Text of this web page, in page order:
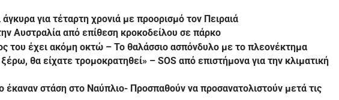
για τέταρτη χρονιά με προορισμό τον Πειραιά
Αυστραλία από επίθεση κροκοδείλου σε πάρκο
του έχει ακόμη οκτώ – Το θαλάσσιο ασπόνδυλο με το πλεονέκτημα
θα είχατε τρομοκρατηθεί» – SOS από επιστήμονα για την κλιματική
έκαναν στάση στο Ναύπλιο- Προσπαθούν να προσανατολιστούν μετά τις